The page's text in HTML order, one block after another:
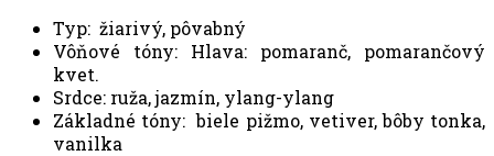
Typ: žiarivý, pôvabný
Vôňové tóny: Hlava: pomaranč, pomarančový
kvet.
Srdce: ruža, jazmín, ylang-ylang
Základné tóny: biele pižmo, vetiver, bôby tonka,
vanilka